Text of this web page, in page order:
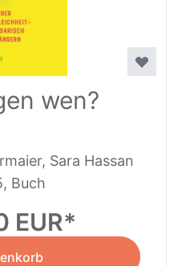
wen?
Sara Hassan
Buch
EUR